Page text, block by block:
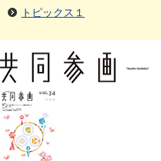
トピックス１